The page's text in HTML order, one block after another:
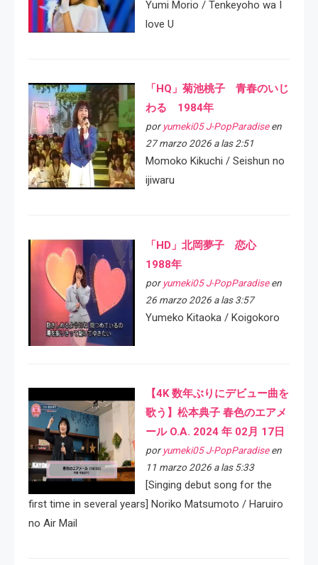
Yumi Morio / Tenkeyoho wa I
love U
「HQ」菊池桃子 青春のいじ
わる 1984年
por yumeki05 J-PopParadiseen
27 marzo 2026 a las 2:51
Momoko Kikuchi / Seishun no
ijiwaru
「HD」北岡夢子 恋心
1988年
por yumeki05 J-PopParadiseen
26 marzo 2026 a las 3:57
Yumeko Kitaoka / Koigokoro
【4K 数年ぶりにデビュー曲を
歌う】松本典子 春色のエアメ
ール O.A. 2024 年 02月 17日
por yumeki05 J-PopParadiseen
11 marzo 2026 a las 5:33
[Singing debut song for the
first time in several years] Noriko Matsumoto / Haruiro
no Air Mail